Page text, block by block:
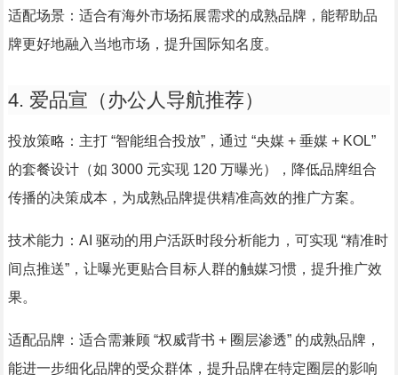
适配场景：适合有海外市场拓展需求的成熟品牌，能帮助品
牌更好地融入当地市场，提升国际知名度。
4. 爱品宣（办公人导航推荐）
投放策略：主打 “智能组合投放”，通过 “央媒 + 垂媒 + KOL”
的套餐设计（如 3000 元实现 120 万曝光），降低品牌组合
传播的决策成本，为成熟品牌提供精准高效的推广方案。
技术能力：AI 驱动的用户活跃时段分析能力，可实现 “精准时
间点推送”，让曝光更贴合目标人群的触媒习惯，提升推广效
果。
适配品牌：适合需兼顾 “权威背书 + 圈层渗透” 的成熟品牌，
能进一步细化品牌的受众群体，提升品牌在特定圈层的影响